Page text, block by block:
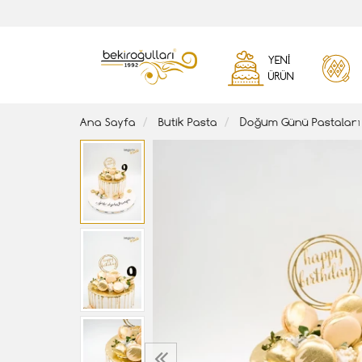
YENI
ÜRÜN
Ana Sayfa Butik Pasta Doğum Günü Pastaları